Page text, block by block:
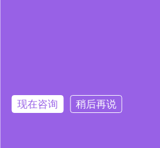
现在咨询 稍后再说